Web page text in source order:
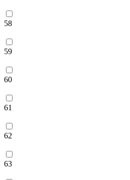
58
59
60
61
62
63